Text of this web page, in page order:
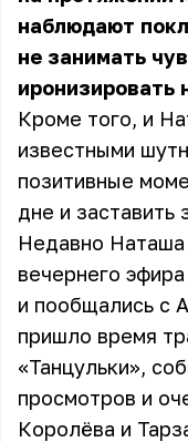
наблюдают
не занимать
иронизировать
Кроме того, и
известными
позитивные
дне и заставить
Недавно Наташа
вечернего
и пообщались с
пришло время
«Танцульки»,
просмотров и
Королёва и